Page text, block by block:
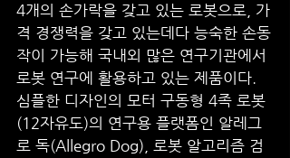
4개의 손가락을 갖고 있는 로봇으로, 가
격 경쟁력을 갖고 있는데다 능숙한 손동
작이 가능해 국내외 많은 연구기관에서
로봇 연구에 활용하고 있는 제품이다.
심플한 디자인의 모터 구동형 4족 로봇
(12자유도)의 연구용 플랫폼인 알레그
로 독(Allegro Dog), 로봇 알고리즘 검